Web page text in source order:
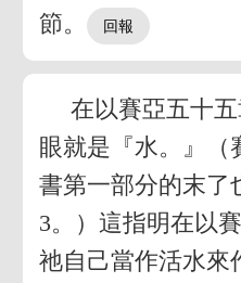
節。
在以賽亞五十
眼就是『水。』（
書第一部分的末了
3。）這指明在以
祂自己當作活水來